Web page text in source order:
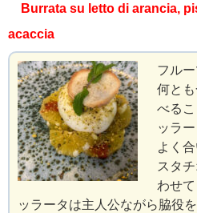
Burrata su letto di arancia,
acaccia
フル
何と
べる
ッラ
よく
スタ
わせ
ッラータは主人公ながら脇役